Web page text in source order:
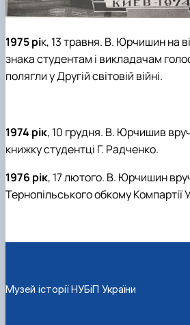
1975 рік, 13 травня. В. Юрчишин на
знака студентам і викладачам
полягли у Другій світовій війні.
1974 рік, 10 грудня. В. Юрчишив
книжку студентці Г. Радченко.
1976 рік, 17 лютого. В. Юрчишин
Тернопільського обкому Компартії
Музей історії НУБіП України